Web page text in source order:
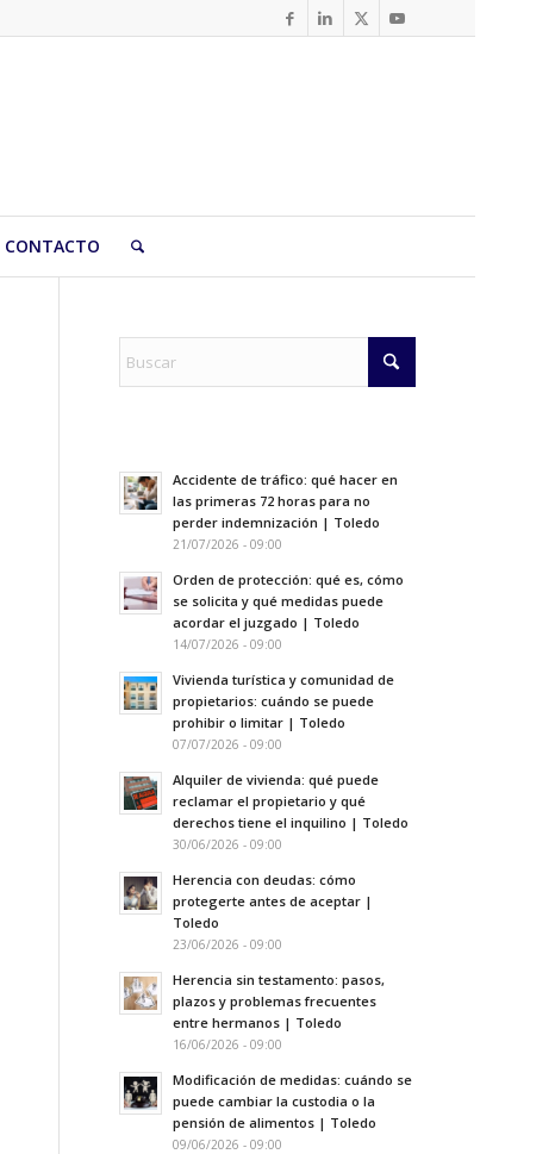
CONTACTO
Accidente de tráfico: qué hacer en
las primeras 72 horas para no
perder indemnización | Toledo
21/07/2026 - 09:00
Orden de protección: qué es, cómo
se solicita y qué medidas puede
acordar el juzgado | Toledo
14/07/2026 - 09:00
Vivienda turística y comunidad de
propietarios: cuándo se puede
prohibir o limitar | Toledo
07/07/2026 - 09:00
Alquiler de vivienda: qué puede
reclamar el propietario y qué
derechos tiene el inquilino | Toledo
30/06/2026 - 09:00
Herencia con deudas: cómo
protegerte antes de aceptar |
Toledo
23/06/2026 - 09:00
Herencia sin testamento: pasos,
plazos y problemas frecuentes
entre hermanos | Toledo
16/06/2026 - 09:00
Modificación de medidas: cuándo se
puede cambiar la custodia o la
pensión de alimentos | Toledo
09/06/2026 - 09:00